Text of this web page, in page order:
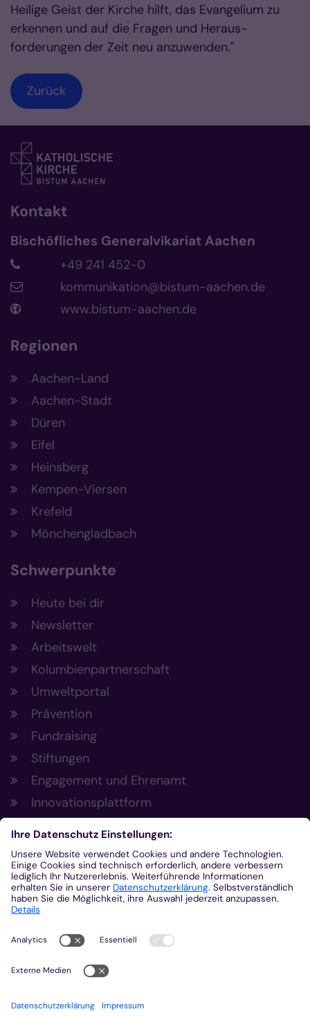
Heilige Geist der Kirche hilft, das Evangelium zu
erkennen und auf die Fra­gen und Her­aus­­
forderungen der Zeit neu anzuwenden."
Zurück
Kontakt
Bischöfliches Generalvikariat Aachen
+49 241 452-0
kommunikation@bistum-aachen.de
www.bistum-aachen.de
Regionen
Aachen-Land
Aachen-Stadt
Düren
Eifel
Heinsberg
Kempen-Viersen
Krefeld
Mönchengladbach
Schwerpunkte
Heute bei dir
Newsletter
Arbeitswelt
Kolumbienpartnerschaft
Umweltportal
Prävention
Fundraising
Stiftungen
Engagement und Ehrenamt
Innovationsplattform
Aus der Plattform
Nachrichten
Veranstaltungen
Gottesdienste
Stellenangebote
Kirchenzeitung
Amtsblatt (Kirchlicher Anzeiger)
Rechtsdatenbank